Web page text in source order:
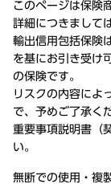
このページは保険
詳細につきまして
輸出信用包括保険
を基にお引き受け
の保険です。
リスクの内容によ
で、予めご了承く
重要事項説明書（
い。
無断での使用・複